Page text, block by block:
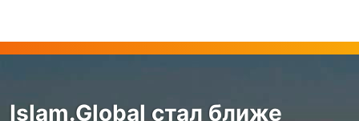
Islam.Global стал ближе